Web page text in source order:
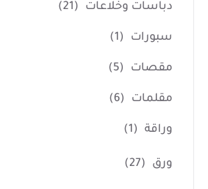
دباسات وخلاعات (21)
سبورات (1)
مقصات (5)
مقلمات (6)
وراقة (1)
ورق (27)